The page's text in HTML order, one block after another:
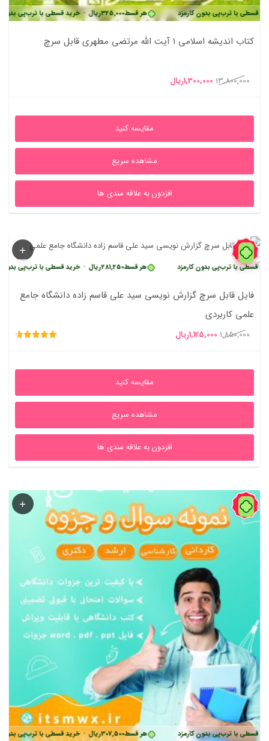
هر قسط325,000ریال • خرید قسطی با ترب‌پی بدون کارمزد بدون کارمزد
کتاب اندیشه اسلامی 1 آیت الله مرتضی مطهری قابل سرچ
13,800,000 قیمت
13,800,000ریال
1,300,000ریال
1,300,000ریال
مقایسه کنید
مشاهده سریع
افزدون به علاقه مندی ها
39%
هر قسط 281,250ریال • خرید قسطی با ترب‌پی بدون کارمزد بدون کارمزد
فایل قابل سرچ گزارش نویسی سید علی قاسم زاده دانشگاه جامع
علمی کاربردی
1,850,000 قیمت
1,850,000ریال
1,125,000ریال
1,125,000ریال
مقایسه کنید
مشاهده سریع
افزدون به علاقه مندی ها
40%
هر قسط 307,500ریال • خرید قسطی با ترب‌پی بدون کارمزد بدون کارمزد